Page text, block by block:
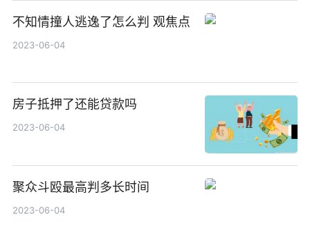
不知情撞人逃逸了怎么判 观焦点
2023-06-04
房子抵押了还能贷款吗
2023-06-04
聚众斗殴最高判多长时间
2023-06-04